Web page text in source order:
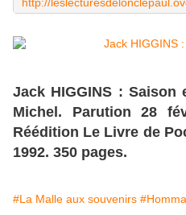
Jack HIGGINS : Saison
Michel. Parution 28
Réédition Le Livre de
1992. 350 pages.
#La Malle aux souvenirs